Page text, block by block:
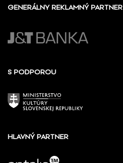
GENERÁLNY REKLAMNÝ PARTNER
S PODPOROU
HLAVNÝ PARTNER